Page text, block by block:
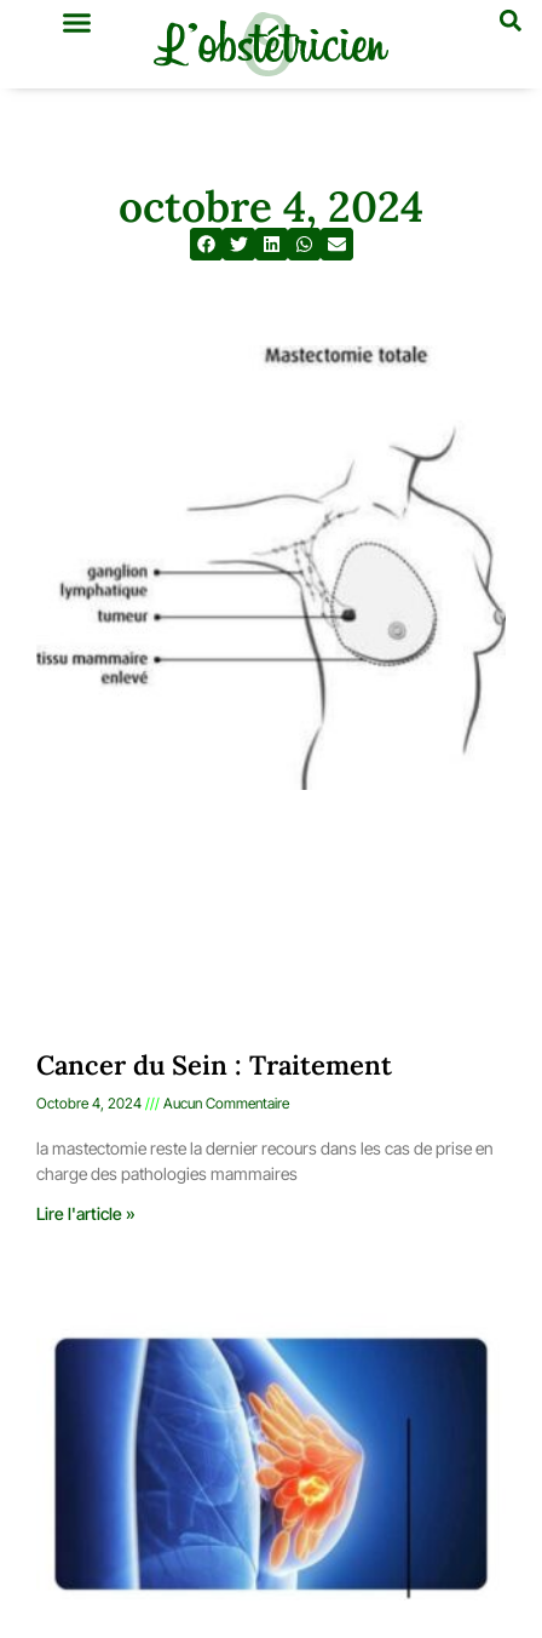
octobre 4, 2024
Cancer du Sein : Traitement
Octobre 4, 2024 Aucun Commentaire
la mastectomie reste la dernier recours dans les cas de prise en
charge des pathologies mammaires
Lire l'article »